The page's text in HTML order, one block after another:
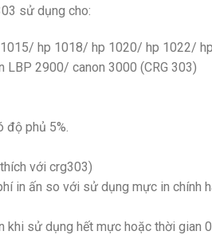
sử dụng cho:
hp 1018/ hp 1020/ hp 1022/
LBP 2900/ canon 3000 (CRG 303)
độ phủ 5%.
với crg303)
in ấn so với sử dụng mực in chính
khi sử dụng hết mực hoặc thời gian